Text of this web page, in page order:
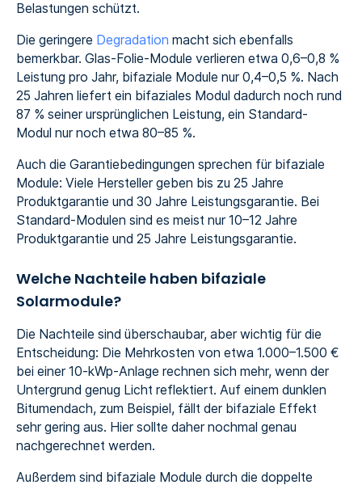
Belastungen schützt.
Die geringere Degradation macht sich ebenfalls
bemerkbar. Glas-Folie-Module verlieren etwa 0,6–0,8 %
Leistung pro Jahr, bifaziale Module nur 0,4–0,5 %. Nach
25 Jahren liefert ein bifaziales Modul dadurch noch rund
87 % seiner ursprünglichen Leistung, ein Standard-
Modul nur noch etwa 80–85 %.
Auch die Garantiebedingungen sprechen für bifaziale
Module: Viele Hersteller geben bis zu 25 Jahre
Produktgarantie und 30 Jahre Leistungsgarantie. Bei
Standard-Modulen sind es meist nur 10–12 Jahre
Produktgarantie und 25 Jahre Leistungsgarantie.
Welche Nachteile haben bifaziale
Solarmodule?
Die Nachteile sind überschaubar, aber wichtig für die
Entscheidung: Die Mehrkosten von etwa 1.000–1.500 €
bei einer 10-kWp-Anlage rechnen sich mehr, wenn der
Untergrund genug Licht reflektiert. Auf einem dunklen
Bitumendach, zum Beispiel, fällt der bifaziale Effekt
sehr gering aus. Hier sollte daher nochmal genau
nachgerechnet werden.
Außerdem sind bifaziale Module durch die doppelte